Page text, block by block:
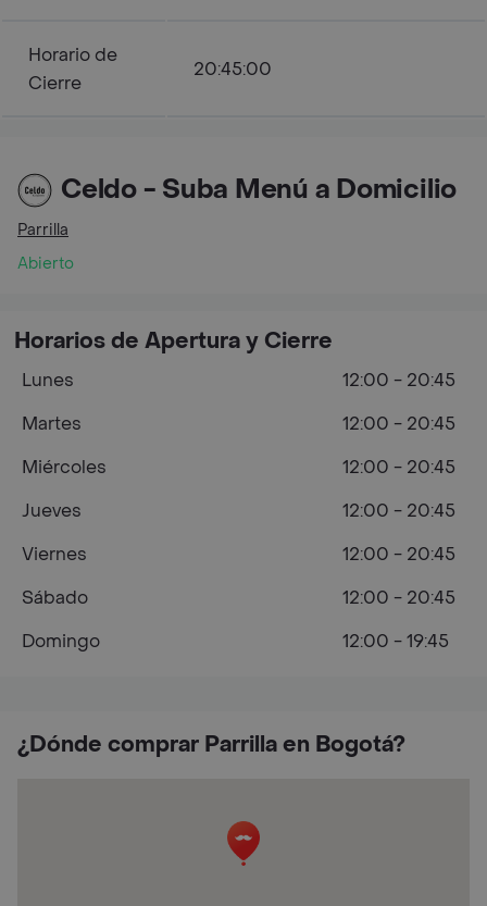
Horario de
Cierre
20:45:00
Celdo - Suba Menú a Domicilio
Parrilla
Abierto
¿Dónde comprar Parrilla en Bogotá?
Horarios de Apertura y Cierre
Lunes
12:00 - 20:45
Martes
12:00 - 20:45
Miércoles
12:00 - 20:45
Jueves
12:00 - 20:45
Viernes
12:00 - 20:45
Sábado
12:00 - 20:45
Domingo
12:00 - 19:45